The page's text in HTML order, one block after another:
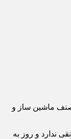
صنف ماشین ساز و
ندارد و روز به